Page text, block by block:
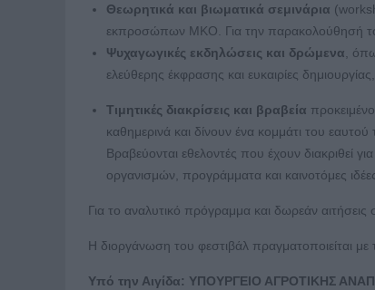
Θεωρητικά και βιωματικά σεμινάρια
εκπροσώπων ΜΚΟ. Για την παρακολούθησή
Ψυχαγωγικές εκδηλώσεις και δρώμενα,
ελεύθερης έκφρασης και ευκαιρίες
Τιμητικές διακρίσεις και βραβεία
καθημερινά και δίνουν ένα κομμάτι του
Βραβεύονται εθελοντές που έχουν διακριθεί
οργανισμών, προγράμματα και καινοτόμες
Για το αναλυτικό πρόγραμμα και δωρεάν αιτήσεις
Η διοργάνωση του φεστιβάλ πραγματοποιείται
Υπό την Αιγίδα: ΥΠΟΥΡΓΕΙΟ ΑΓΡΟΤΙΚΗΣ